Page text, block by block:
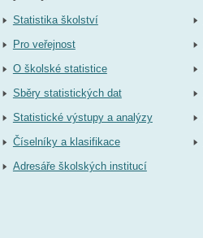
Statistika školství
Pro veřejnost
O školské statistice
Sběry statistických dat
Statistické výstupy a analýzy
Číselníky a klasifikace
Adresáře školských institucí